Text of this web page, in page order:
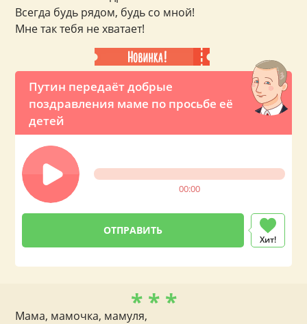
Путин передаёт добрые
поздравления маме по просьбе её
детей
00:00
Хит!
Всегда будь рядом, будь со мной!
Мне так тебя не хватает!
* * *
Мама, мамочка, мамуля,